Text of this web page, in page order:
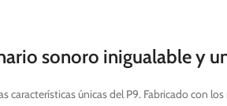
sonoro inigualable y
características únicas del P9. Fabricado con